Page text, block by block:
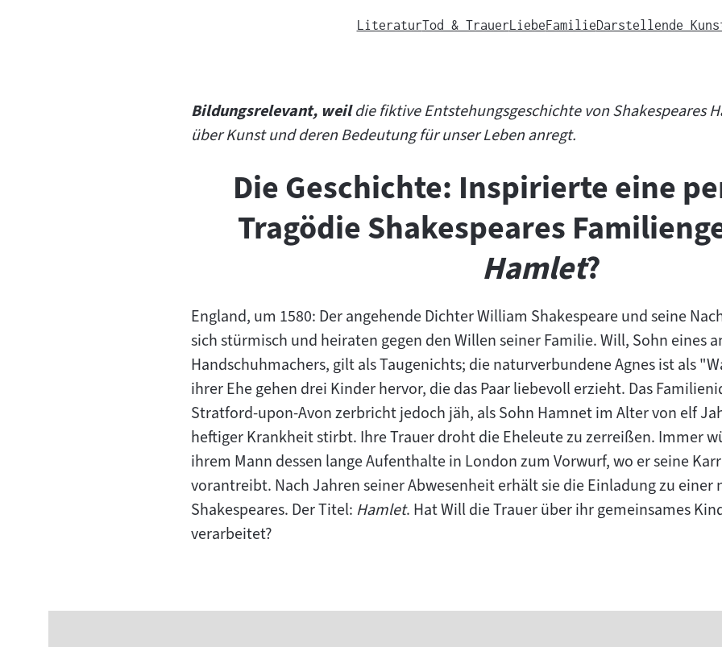
LiteraturTod & TrauerLiebeFamilieDarstellende
Bildungsrelevant, weildie fiktive Entstehungsgeschichte von Shakespeares
über Kunst und deren Bedeutung für unser Leben anregt.
Die Geschichte: Inspirierte eine
Tragödie Shakespeares
Hamlet?
England, um 1580: Der angehende Dichter William Shakespeare und seine
sich stürmisch und heiraten gegen den Willen seiner Familie. Will, Sohn eines
Handschuhmachers, gilt als Taugenichts; die naturverbundene Agnes ist als
ihrer Ehe gehen drei Kinder hervor, die das Paar liebevoll erzieht. Das
Stratford-upon-Avon zerbricht jedoch jäh, als Sohn Hamnet im Alter von elf
heftiger Krankheit stirbt. Ihre Trauer droht die Eheleute zu zerreißen. Immer
ihrem Mann dessen lange Aufenthalte in London zum Vorwurf, wo er seine
vorantreibt. Nach Jahren seiner Abwesenheit erhält sie die Einladung zu einer
Shakespeares. Der Titel: Hamlet. Hat Will die Trauer über ihr gemeinsames
verarbeitet?